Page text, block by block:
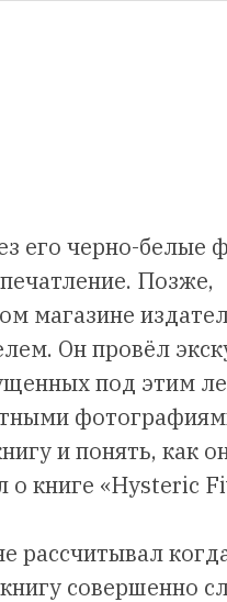
его черно-белые
Позже,
магазине
Он провёл
под этим
и понять, как
о книге «Hysteric
рассчитывал
совершенно